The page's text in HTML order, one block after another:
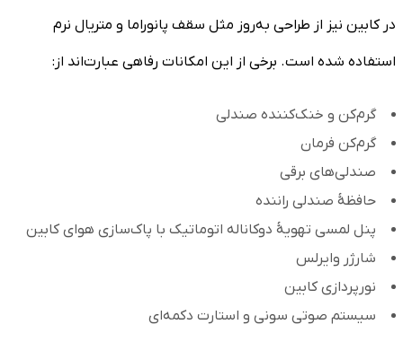
در کابین نیز از طراحی به‌روز مثل سقف پانوراما و متریال نرم
استفاده شده است. برخی از این امکانات رفاهی عبارت‌اند از:
گرم‌کن و خنک‌کننده صندلی‌
گرم‌کن فرمان
صندلی‌های برقی
حافظۀ صندلی راننده
پنل لمسی تهویۀ دوکاناله اتوماتیک با پاک‌سازی هوای کابین
شارژر وایرلس
نورپردازی کابین
سیستم صوتی سونی و استارت دکمه‌ای